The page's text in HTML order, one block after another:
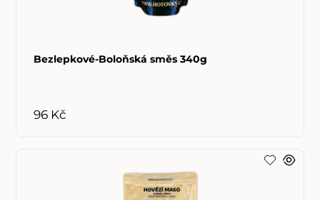
Bezlepkové-Boloňská směs 340g
96 Kč